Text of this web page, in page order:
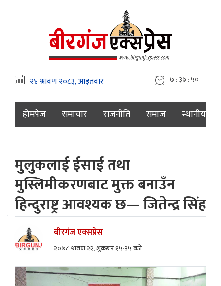
७ : ३७ : ५१
होमपेज समाचार राजनीति समाज स्थानीय
मुलुकलाई ईसाई तथा
मुस्लिमीकरणबाट मुक्त बनाउँन
हिन्दुराष्ट्र आवश्यक छ— जितेन्द्र सिंह
बीरगंज एक्सप्रेस
२०७८ श्रावण २२, शुक्रबार १५:३५ बजे